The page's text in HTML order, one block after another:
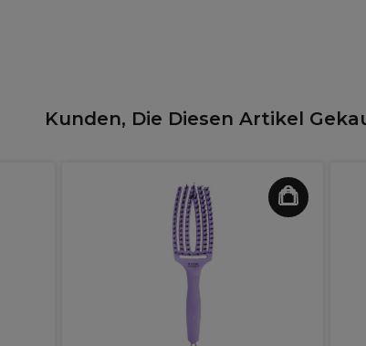
Kunden, Die Diesen Artikel